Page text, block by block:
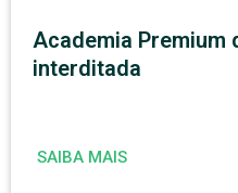
Academia Premium
interditada
SAIBA MAIS